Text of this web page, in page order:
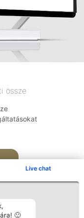
Live chat
🙂
össze